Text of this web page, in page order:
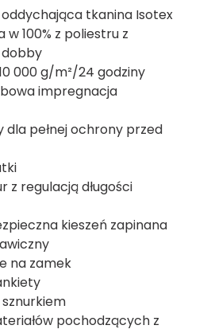
tkanina Isotex
w 100% z poliestru z
000 g/m²/24 godziny
impregnacja
dla pełnej ochrony przed
z regulacją długości
kieszeń zapinana
na zamek
sznurkiem
pochodzących z